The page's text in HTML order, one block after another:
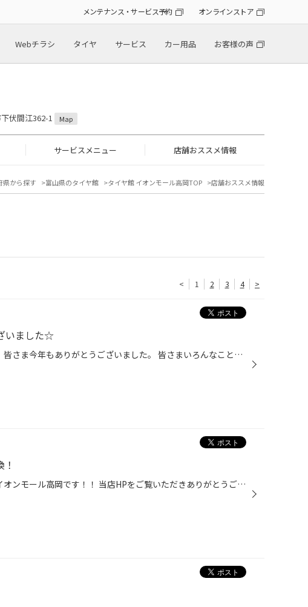
メンテナンス・サービス予約 オンラインストア
Webチラシ タイヤ サービス カー用品 お客様の声
伏間江362-1 Map
サービスメニュー 店舗おススメ情報
県から探す 富山県のタイヤ館 タイヤ館 イオンモール高岡TOP 店舗おススメ情報
< 1 2 3 4 >
いました☆
今年も本日で最後です！ 皆さま今年もありがとうございました。 皆さまいろんなことがあり、本日今年最後の日を 迎えていると思います。 「早かった」 「長かった」 人それぞれ様々だと思います。 本当にありがとうございました。 良いお年を！！
こんにちは！ タイヤ館イオンモール高岡です！！ 当店HPをご覧いただきありがとうございます☆彡 2022年も残すところ2日・・早いものですね。 2023年はどんな年になるのでしょう。 いい年になればと願っております(^－^) さて、今回はトヨタ スペイドのタイヤ交換作業をご紹介！ お選びいただいたの...